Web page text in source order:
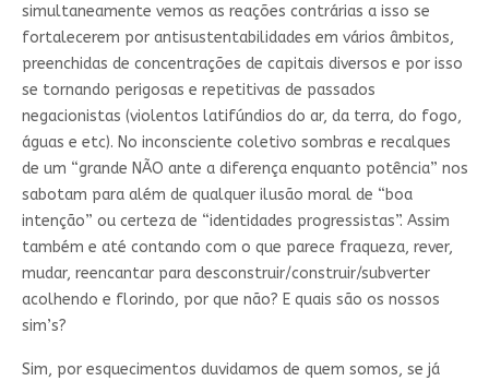
simultaneamente vemos as reações contrárias a isso se
fortalecerem por anti­sustentabilidades em vários âmbitos,
preenchidas de concentrações de capitais diversos e por isso
se tornando perigosas e repetitivas de passados
negacionistas (violentos latifúndios do ar, da terra, do fogo,
águas e etc). No inconsciente coletivo sombras e recalques
de um “grande NÃO ante a diferença enquanto potência” nos
sabotam para além de qualquer ilusão moral de “boa
intenção” ou certeza de “identidades progressistas”. Assim
também e até contando com o que parece fraqueza, rever,
mudar, reencantar para desconstruir/construir/subverter
acolhendo e florindo, por que não? E quais são os nossos
sim’s?
Sim, por esquecimentos duvidamos de quem somos, se já